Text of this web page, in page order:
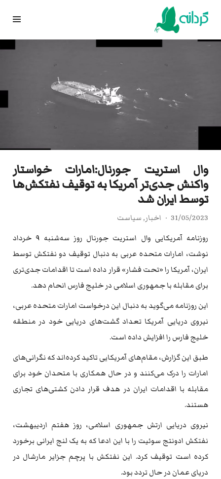
Skip
content
وال استریت جورنال:امارات خواستار
واکنش جدی‌تر آمریکا به توقیف نفتکش‌ها
توسط ایران شد
31/05/2023 اخبار, سیاست
روزنامه آمریکایی وال استریت جورنال روز سه‌شنبه ۹ خرداد
نوشت، امارات متحده عربی به دنبال توقیف دو نفتکش توسط
ایران، آمریکا را «تحت فشار» قرار داده است تا اقدامات جدی‌تری
برای مقابله با جمهوری اسلامی در خلیج فارس انحام دهد.
این روزنامه می‌گوید به دنبال این درخواست امارات متحده عربی،
نیروی دریایی آمریکا تعداد گشت‌های دریایی خود در منطقه
خلیج فارس را افزایش داده است.
طبق این گزارش، مقام‌های آمریکایی تاکید کرده‌اند که نگرانی‌های
امارات را درک می‌کنند و در حال همکاری با متحدان خود برای
مقابله با اقدامات ایران در هدف قرار دادن کشتی‌های تجاری
هستند.
نیروی دریایی ارتش جمهوری اسلامی، روز هفتم اردیبهشت،
نفتکش ادونتج سوئیت را با این ادعا که به یک لنج ایرانی برخورد
کرده است توقیف کرد. این نفتکش با پرچم جزایر مارشال در
دریای عمان در حال تردد بود.